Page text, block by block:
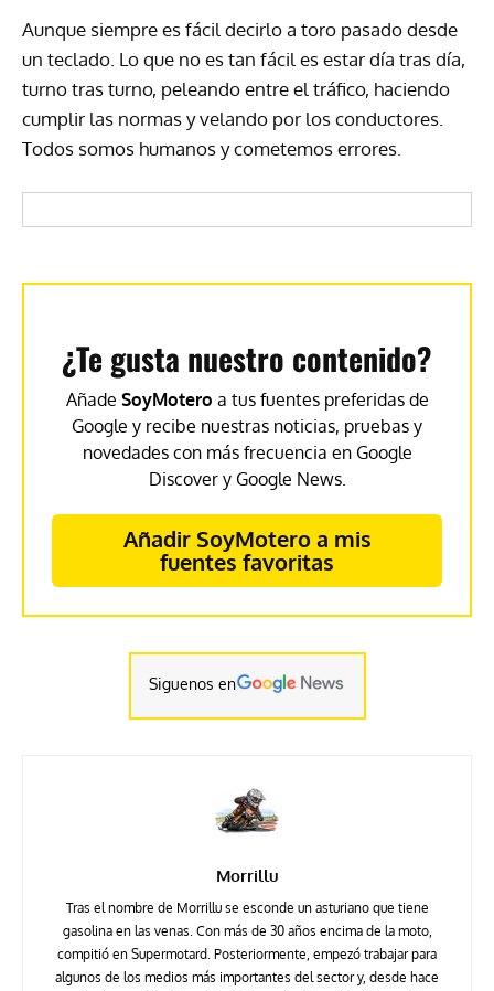
Aunque siempre es fácil decirlo a toro pasado desde
un teclado. Lo que no es tan fácil es estar día tras día,
turno tras turno, peleando entre el tráfico, haciendo
cumplir las normas y velando por los conductores.
Todos somos humanos y cometemos errores.
¿Te gusta nuestro contenido?
Añade SoyMotero a tus fuentes preferidas de
Google y recibe nuestras noticias, pruebas y
novedades con más frecuencia en Google
Discover y Google News.
Añadir SoyMotero a mis
fuentes favoritas
Siguenos en
Morrillu
Tras el nombre de Morrillu se esconde un asturiano que tiene
gasolina en las venas. Con más de 30 años encima de la moto,
compitió en Supermotard. Posteriormente, empezó trabajar para
algunos de los medios más importantes del sector y, desde hace